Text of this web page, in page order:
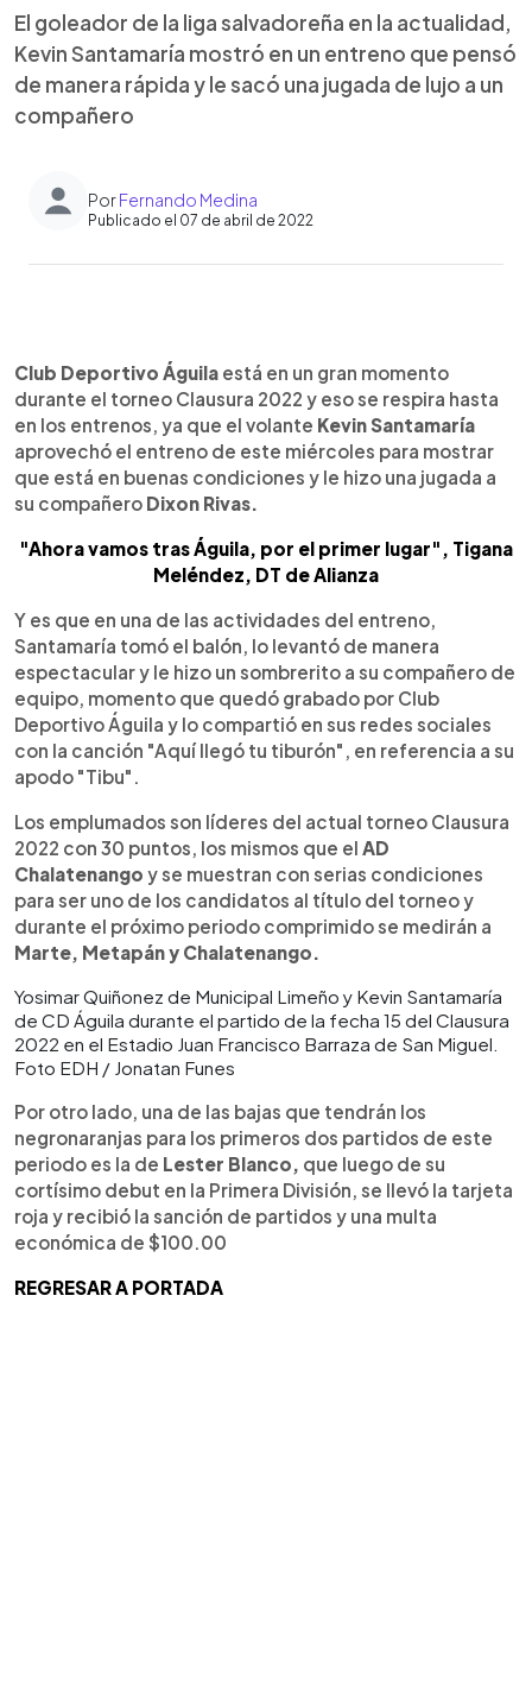
El goleador de la liga salvadoreña en la actualidad,
Kevin Santamaría mostró en un entreno que pensó
de manera rápida y le sacó una jugada de lujo a un
compañero
PorFernando Medina
Publicado el 07 de abril de 2022
► Escuchar artículo
Club Deportivo Águila está en un gran momento
durante el torneo Clausura 2022 y eso se respira hasta
en los entrenos, ya que el volante Kevin Santamaría
aprovechó el entreno de este miércoles para mostrar
que está en buenas condiciones y le hizo una jugada a
su compañero Dixon Rivas.
"Ahora vamos tras Águila, por el primer lugar", Tigana
Meléndez, DT de Alianza
Y es que en una de las actividades del entreno,
Santamaría tomó el balón, lo levantó de manera
espectacular y le hizo un sombrerito a su compañero de
equipo, momento que quedó grabado por Club
Deportivo Águila y lo compartió en sus redes sociales
con la canción "Aquí llegó tu tiburón", en referencia a su
apodo "Tibu".
Los emplumados son líderes del actual torneo Clausura
2022 con 30 puntos, los mismos que el AD
Chalatenango y se muestran con serias condiciones
para ser uno de los candidatos al título del torneo y
durante el próximo periodo comprimido se medirán a
Marte, Metapán y Chalatenango.
Yosimar Quiñonez de Municipal Limeño y Kevin Santamaría
de CD Águila durante el partido de la fecha 15 del Clausura
2022 en el Estadio Juan Francisco Barraza de San Miguel.
Foto EDH / Jonatan Funes
Por otro lado, una de las bajas que tendrán los
negronaranjas para los primeros dos partidos de este
periodo es la de Lester Blanco, que luego de su
cortísimo debut en la Primera División, se llevó la tarjeta
roja y recibió la sanción de partidos y una multa
económica de $100.00
REGRESAR A PORTADA